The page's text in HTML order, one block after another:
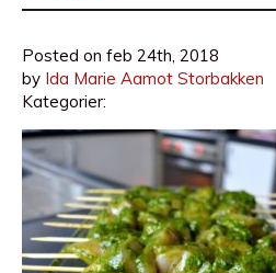
Posted on feb 24th, 2018
by Ida Marie Aamot Storbakken
Kategorier: